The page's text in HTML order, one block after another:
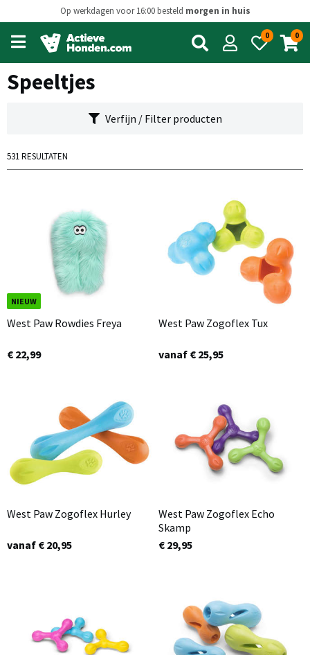
Op werkdagen voor 16:00 besteld morgen in huis
Open
main
menu
0 0
Speeltjes
Verfijn / Filter producten
531 RESULTATEN
NIEUW
West Paw Rowdies Freya
€ 22,99
West Paw Zogoflex Tux
vanaf € 25,95
West Paw Zogoflex Hurley
vanaf € 20,95
West Paw Zogoflex Echo
Skamp
€ 29,95